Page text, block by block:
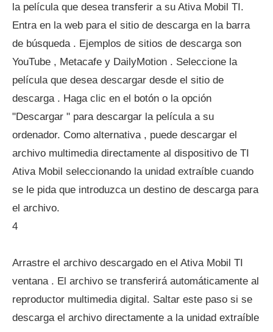
la película que desea transferir a su Ativa Mobil TI.
Entra en la web para el sitio de descarga en la barra
de búsqueda . Ejemplos de sitios de descarga son
YouTube , Metacafe y DailyMotion . Seleccione la
película que desea descargar desde el sitio de
descarga . Haga clic en el botón o la opción
"Descargar " para descargar la película a su
ordenador. Como alternativa , puede descargar el
archivo multimedia directamente al dispositivo de TI
Ativa Mobil seleccionando la unidad extraíble cuando
se le pida que introduzca un destino de descarga para
el archivo.
4
Arrastre el archivo descargado en el Ativa Mobil TI
ventana . El archivo se transferirá automáticamente al
reproductor multimedia digital. Saltar este paso si se
descarga el archivo directamente a la unidad extraíble